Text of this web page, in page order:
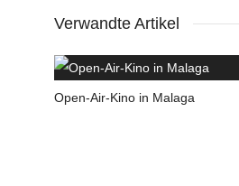
Verwandte Artikel
Open-Air-Kino in Malaga